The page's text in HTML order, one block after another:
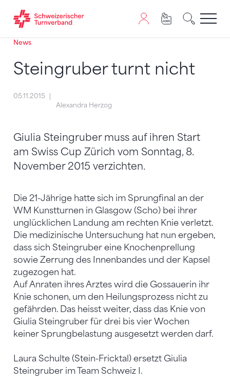
Zum Inhalt springen
Zur Sitemap navigieren
Zum Navigieren dieser Seite wird JavaScript benötigt.
News
Steingruber turnt nicht
05.11.2015
Alexandra Herzog
Giulia Steingruber muss auf ihren Start
am Swiss Cup Zürich vom Sonntag, 8.
November 2015 verzichten.
Die 21-Jährige hatte sich im Sprungfinal an der
WM Kunstturnen in Glasgow (Scho) bei ihrer
unglücklichen Landung am rechten Knie verletzt.
Die medizinische Untersuchung hat nun ergeben,
dass sich Steingruber eine Knochenprellung
sowie Zerrung des Innenbandes und der Kapsel
zugezogen hat.
Auf Anraten ihres Arztes wird die Gossauerin ihr
Knie schonen, um den Heilungsprozess nicht zu
gefährden. Das heisst weiter, dass das Knie von
Giulia Steingruber für drei bis vier Wochen
keiner Sprungbelastung ausgesetzt werden darf.
Laura Schulte (Stein-Fricktal) ersetzt Giulia
Steingruber im Team Schweiz I.